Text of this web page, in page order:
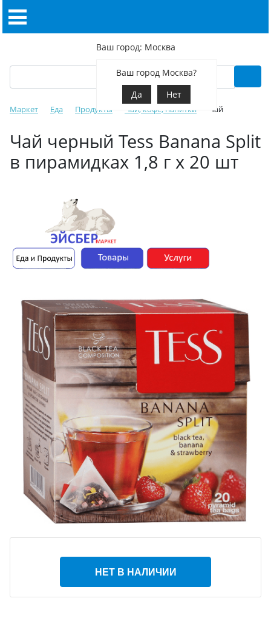
Ваш город: Москва
Ваш город Москва?
Да
Нет
Маркет Еда Продукты Чай, кофе, напитки Чай
Чай черный Tess Banana Split
в пирамидках 1,8 г х 20 шт
НЕТ В НАЛИЧИИ